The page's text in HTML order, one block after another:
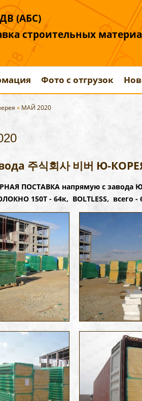
(АБС)
строительных
Фото с отгрузок
» МАЙ 2020
주식회사 비버 Ю-
ПОСТАВКА напрямую с завода
150Т - 64к, BOLTLESS, всего -